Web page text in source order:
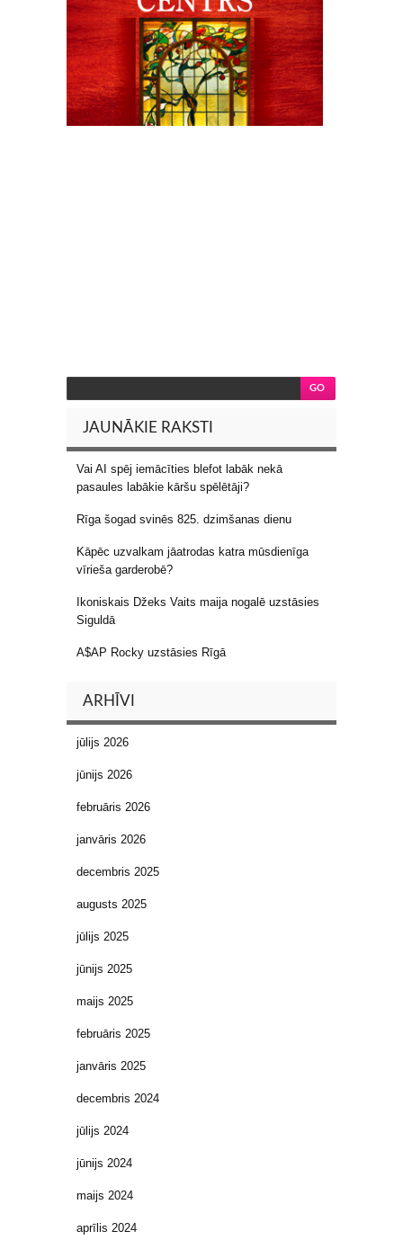
JAUNĀKIE RAKSTI
Vai AI spēj iemācīties blefot labāk nekā
pasaules labākie kāršu spēlētāji?
Rīga šogad svinēs 825. dzimšanas dienu
Kāpēc uzvalkam jāatrodas katra mūsdienīga
vīrieša garderobē?
Ikoniskais Džeks Vaits maija nogalē uzstāsies
Siguldā
A$AP Rocky uzstāsies Rīgā
ARHĪVI
jūlijs 2026
jūnijs 2026
februāris 2026
janvāris 2026
decembris 2025
augusts 2025
jūlijs 2025
jūnijs 2025
maijs 2025
februāris 2025
janvāris 2025
decembris 2024
jūlijs 2024
jūnijs 2024
maijs 2024
aprīlis 2024